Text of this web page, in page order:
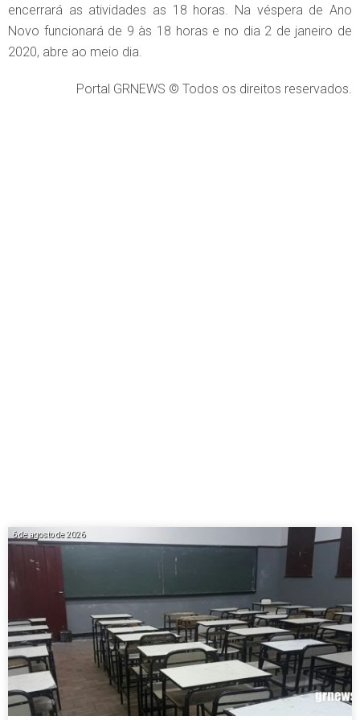
encerrará as atividades as 18 horas. Na véspera de Ano
Novo funcionará de 9 às 18 horas e no dia 2 de janeiro de
2020, abre ao meio dia.
Portal GRNEWS © Todos os direitos reservados.
6 de agosto de 2026